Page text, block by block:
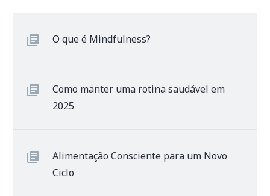
O que é Mindfulness?
Como manter uma rotina saudável em
2025
Alimentação Consciente para um Novo
Ciclo